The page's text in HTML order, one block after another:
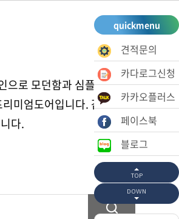
으로 모던함과 심플함,
미엄도어입니다. 감각있고
다.
quickmenu
견적문의
카다로그신청
카카오플러스
페이스북
블로그
TOP
DOWN